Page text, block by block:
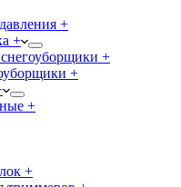
+
+
+
+
+
+